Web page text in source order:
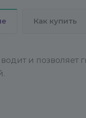
Как купить
и позволяет